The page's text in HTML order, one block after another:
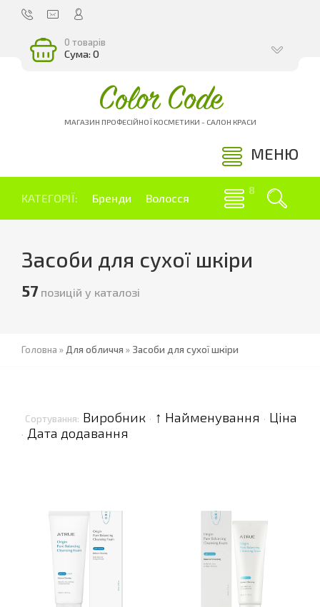
0 товарів
Сума: 0
Color Code
МАГАЗИН ПРОФЕСІЙНОЇ КОСМЕТИКИ - САЛОН КРАСИ
МЕНЮ
КАТЕГОРІЇ: Бренди Волосся
Засоби для сухої шкіри
57позицій у каталозі
Головна » Для обличчя » Засоби для сухої шкіри
Сортування: Виробник · ↑ Найменування · Ціна
· Дата додавання